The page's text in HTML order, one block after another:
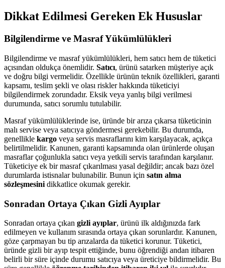
Dikkat Edilmesi Gereken Ek Hususlar
Bilgilendirme ve Masraf Yükümlülükleri
Bilgilendirme ve masraf yükümlülükleri, hem satıcı hem de tüketici
açısından oldukça önemlidir. Satıcı, ürünü satarken müşteriye açık
ve doğru bilgi vermelidir. Özellikle ürünün teknik özellikleri, garanti
kapsamı, teslim şekli ve olası riskler hakkında tüketiciyi
bilgilendirmek zorundadır. Eksik veya yanlış bilgi verilmesi
durumunda, satıcı sorumlu tutulabilir.
Masraf yükümlülüklerinde ise, üründe bir arıza çıkarsa tüketicinin
malı servise veya satıcıya göndermesi gerekebilir. Bu durumda,
genellikle kargo veya servis masraflarını kim karşılayacak, açıkça
belirtilmelidir. Kanunen, garanti kapsamında olan ürünlerde oluşan
masraflar çoğunlukla satıcı veya yetkili servis tarafından karşılanır.
Tüketiciye ek bir masraf çıkarılması yasal değildir; ancak bazı özel
durumlarda istisnalar bulunabilir. Bunun için satın alma
sözleşmesini dikkatlice okumak gerekir.
Sonradan Ortaya Çıkan Gizli Ayıplar
Sonradan ortaya çıkan gizli ayıplar, ürünü ilk aldığınızda fark
edilmeyen ve kullanım sırasında ortaya çıkan sorunlardır. Kanunen,
göze çarpmayan bu tip arızalarda da tüketici korunur. Tüketici,
üründe gizli bir ayıp tespit ettiğinde, bunu öğrendiği andan itibaren
belirli bir süre içinde durumu satıcıya veya üreticiye bildirmelidir. Bu